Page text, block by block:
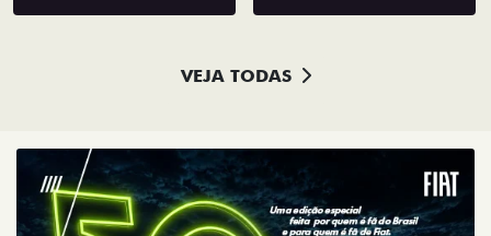
VEJA TODAS